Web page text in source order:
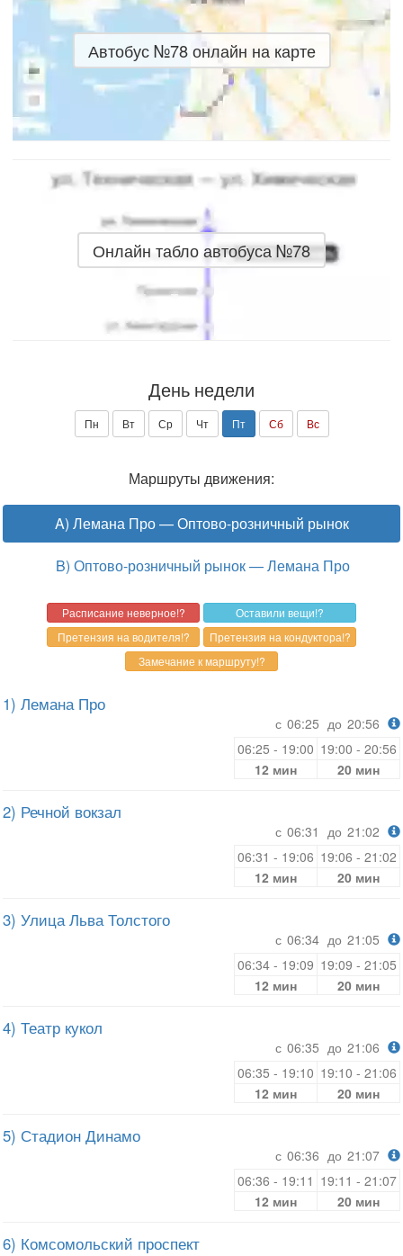
Автобус №78 онлайн на карте
Онлайн табло автобуса №78
День недели
Пн Вт Ср Чт Пт Сб Вс
Маршруты движения:
A) Лемана Про — Оптово-розничный рынок
B) Оптово-розничный рынок — Лемана Про
1) Лемана Про
с 06:25 до 20:56
06:25 - 19:00 19:00 - 20:56
12 мин
20 мин
2) Речной вокзал
с 06:31 до 21:02
06:31 - 19:06 19:06 - 21:02
12 мин
20 мин
3) Улица Льва Толстого
с 06:34 до 21:05
06:34 - 19:09 19:09 - 21:05
12 мин
20 мин
4) Театр кукол
с 06:35 до 21:06
06:35 - 19:10 19:10 - 21:06
12 мин
20 мин
5) Стадион Динамо
с 06:36 до 21:07
06:36 - 19:11 19:11 - 21:07
12 мин
20 мин
6) Комсомольский проспект